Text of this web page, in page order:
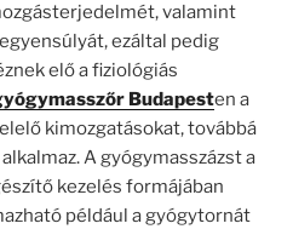
valamint
ezáltal pedig
elő a fiziológiás
Budapesten a
kimozgatásokat, továbbá
A gyógymasszázst a
kezelés formájában
például a gyógytornát